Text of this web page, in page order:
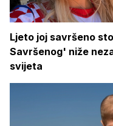
Ljeto joj savršeno
Savršenog' niže
svijeta